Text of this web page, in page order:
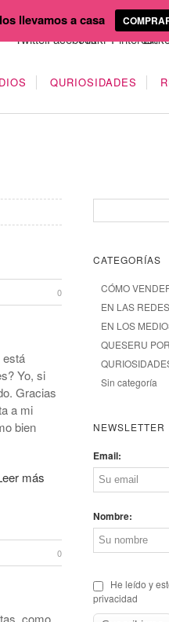
QURIOSIDADES
0
está
Yo, si
Gracias
a mi
bien
más
0
como
CATEGORÍAS
CÓMO
EN LAS REDES
EN LOS
QUESERU
Sin categoría
NEWSLETTER
Email:
Nombre:
He leído y
privacidad
llevamos a casa